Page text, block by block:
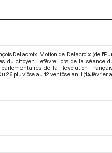
Delacroix. Motion de Delacroix (de
du citoyen Lefèvre, lors de la séance
parlementaires de la Révolution
26 pluviôse au 12 ventôse an II (14 février